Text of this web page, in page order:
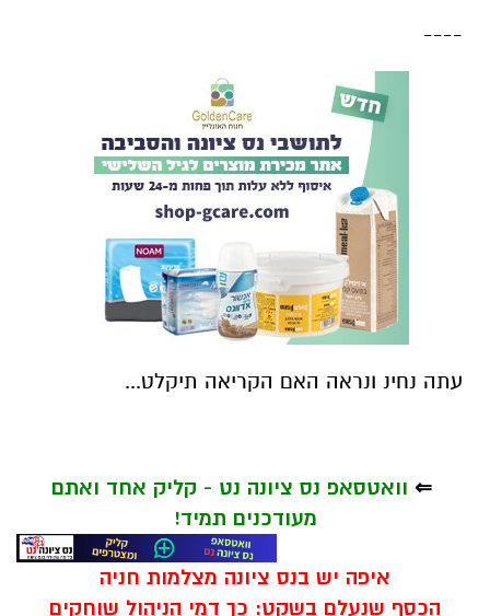
----
עתה נחינ ונראה האם הקריאה תיקלט...
⇐ וואטסאפ נס ציונה נט - קליק אחד ואתם
מעודכנים תמיד!
איפה יש בנס ציונה מצלמות חניה
הכסף שנעלם בשקט: כך דמי הניהול שוחקים